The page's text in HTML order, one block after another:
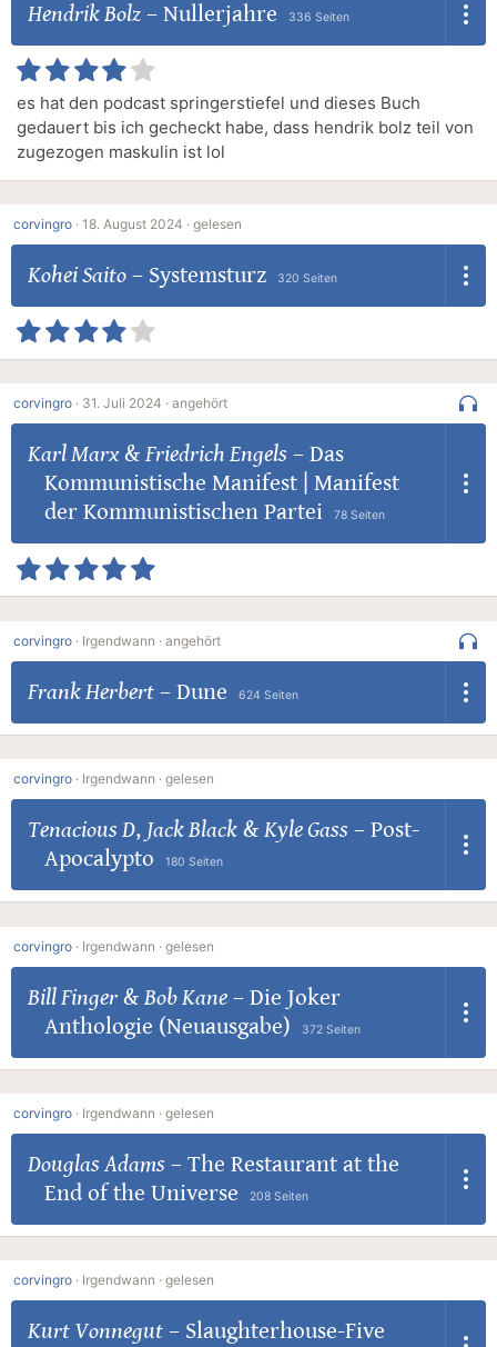
Hendrik Bolz– Nullerjahre 336 Seiten
es hat den podcast springerstiefel und dieses Buch
gedauert bis ich gecheckt habe, dass hendrik bolz teil von
zugezogen maskulin ist lol
corvingro · 18. August 2024 · gelesen
Kohei Saito– Systemsturz 320 Seiten
corvingro · 31. Juli 2024 · angehört
Karl Marx& Friedrich Engels – Das
Kommunistische Manifest | Manifest
der Kommunistischen Partei
78 Seiten
corvingro · Irgendwann · angehört
Frank Herbert– Dune 624 Seiten
corvingro · Irgendwann · gelesen
Tenacious D, Jack Black& Kyle Gass – Post-
Apocalypto
180 Seiten
corvingro · Irgendwann · gelesen
Bill Finger& Bob Kane– Die Joker
Anthologie (Neuausgabe)
372 Seiten
corvingro · Irgendwann · gelesen
Douglas Adams – The Restaurant at the
End of the Universe
208 Seiten
corvingro · Irgendwann · gelesen
Kurt Vonnegut– Slaughterhouse-Five